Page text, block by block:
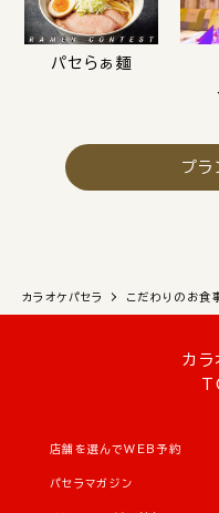
パセらぁ麺
プラ
カラオケパセラ こだわりのお食
カラ
店舗を選んでWEB予約
パセラマガジン